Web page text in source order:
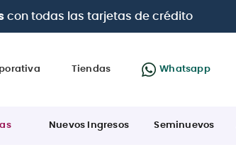
con todas las tarjetas de crédito
Tiendas Whatsapp
Nuevos Ingresos Seminuevos